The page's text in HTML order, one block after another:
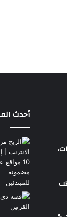
أحدث